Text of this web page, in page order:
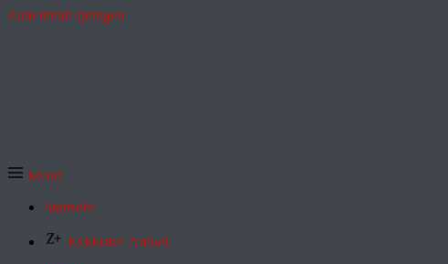
Zum Inhalt springen
Menü
Startseite
Exklusive Artikel